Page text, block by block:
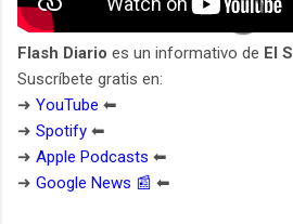
Flash Diario es un informativo de El
Suscríbete gratis en:
➜ YouTube ⬅︎
➜ Spotify ⬅︎
➜ Apple Podcasts ⬅︎
➜ Google News 📰 ⬅︎